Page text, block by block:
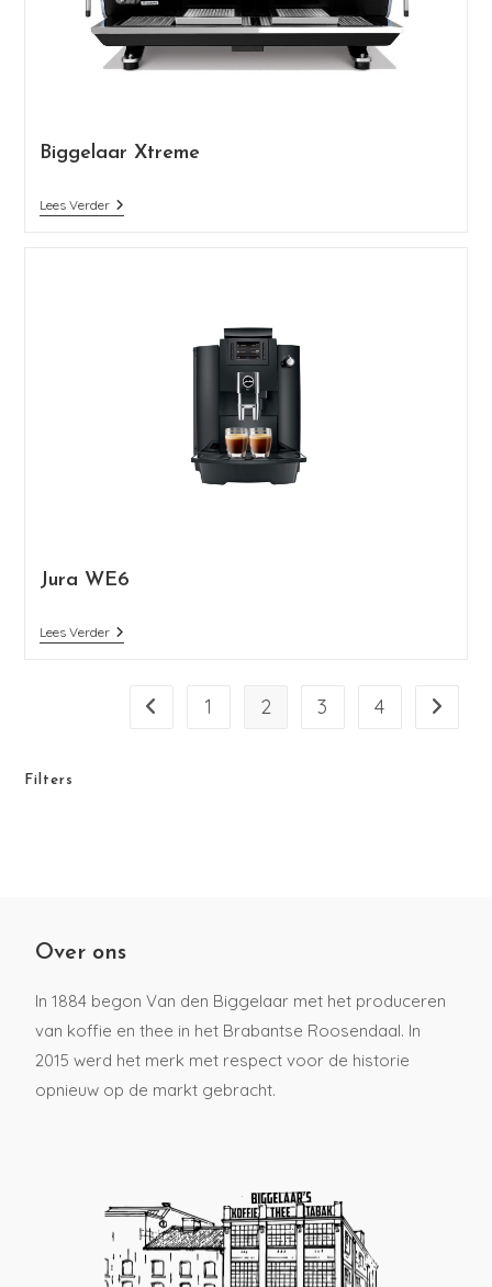
Biggelaar Xtreme
Lees Verder
Jura WE6
Lees Verder
1 2 3 4
Filters
Over ons
In 1884 begon Van den Biggelaar met het produceren
van koffie en thee in het Brabantse Roosendaal. In
2015 werd het merk met respect voor de historie
opnieuw op de markt gebracht.